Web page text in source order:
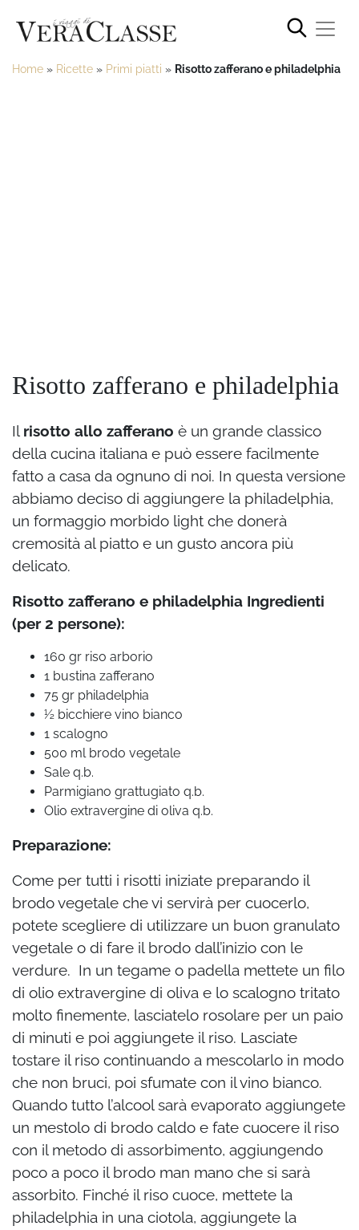
Home » Ricette » Primi piatti » Risotto zafferano e philadelphia
Risotto zafferano e philadelphia
Il risotto allo zafferano è un grande classico
della cucina italiana e può essere facilmente
fatto a casa da ognuno di noi. In questa versione
abbiamo deciso di aggiungere la philadelphia,
un formaggio morbido light che donerà
cremosità al piatto e un gusto ancora più
delicato.
Risotto zafferano e philadelphia Ingredienti
(per 2 persone):
160 gr riso arborio
1 bustina zafferano
75 gr philadelphia
½ bicchiere vino bianco
1 scalogno
500 ml brodo vegetale
Sale q.b.
Parmigiano grattugiato q.b.
Olio extravergine di oliva q.b.
Preparazione:
Come per tutti i risotti iniziate preparando il
brodo vegetale che vi servirà per cuocerlo,
potete scegliere di utilizzare un buon granulato
vegetale o di fare il brodo dall’inizio con le
verdure. In un tegame o padella mettete un filo
di olio extravergine di oliva e lo scalogno tritato
molto finemente, lasciatelo rosolare per un paio
di minuti e poi aggiungete il riso. Lasciate
tostare il riso continuando a mescolarlo in modo
che non bruci, poi sfumate con il vino bianco.
Quando tutto l’alcool sarà evaporato aggiungete
un mestolo di brodo caldo e fate cuocere il riso
con il metodo di assorbimento, aggiungendo
poco a poco il brodo man mano che si sarà
assorbito. Finché il riso cuoce, mettete la
philadelphia in una ciotola, aggiungete la